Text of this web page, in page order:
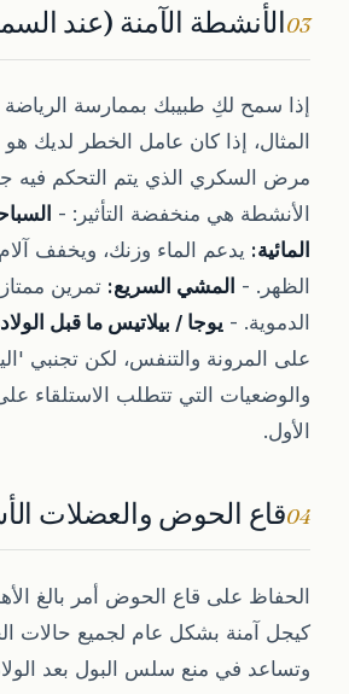
03الأنشطة الآمنة (عند
إذا سمح لكِ طبيبك بممارسة
المثال، إذا كان عامل الخطر لديك
مرض السكري الذي يتم التحكم فيه
الأنشطة هي منخفضة التأثير: -
المائية: يدعم الماء وزنك، ويخفف
الظهر. - المشي السريع: تمرين
الدموية. - يوجا / بيلاتيس ما قبل
على المرونة والتنفس، لكن تجنبي
والوضعيات التي تتطلب الاستلقاء
الأول.
04قاع الحوض والعضلات
الحفاظ على قاع الحوض أمر بالغ
كيجل آمنة بشكل عام لجميع حالات
وتساعد في منع سلس البول بعد